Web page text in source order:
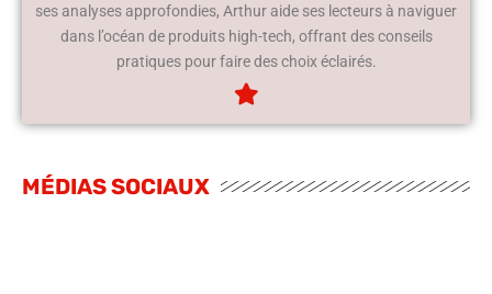
ses analyses approfondies, Arthur aide ses lecteurs à naviguer
dans l’océan de produits high-tech, offrant des conseils
pratiques pour faire des choix éclairés.
MÉDIAS SOCIAUX